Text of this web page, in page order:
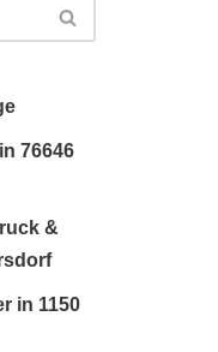
76646
&
in 1150